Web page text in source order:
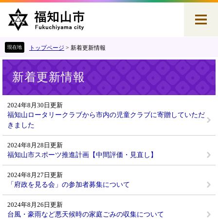
本
トップページ > 新着更新情報
新着更新情報
2024年8月30日更新
福知山ロータリークラブから市内の児童クラブに寄贈していただ
きました
2024年8月28日更新
福知山市スポーツ推進計画【中間評価・見直し】
2024年8月27日更新
「府政を見る会」の参加者募集について
2024年8月26日更新
台風・豪雨など悪天候時の家庭ごみの収集について